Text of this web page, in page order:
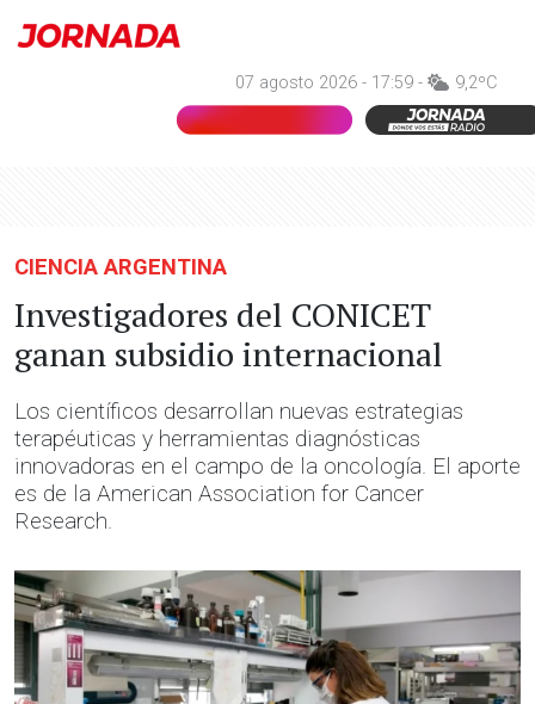
07 agosto 2026 - 17:59 - 9,2ºC
CIENCIA ARGENTINA
Investigadores del CONICET
ganan subsidio internacional
Los científicos desarrollan nuevas estrategias
terapéuticas y herramientas diagnósticas
innovadoras en el campo de la oncología. El aporte
es de la American Association for Cancer
Research.